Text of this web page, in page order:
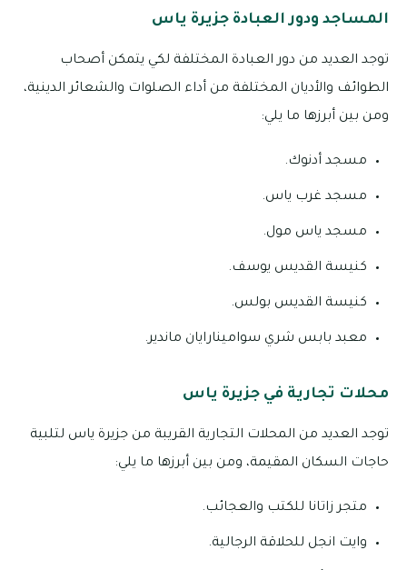
المساجد ودور العبادة جزيرة ياس
توجد العديد من دور العبادة المختلفة لكي يتمكن أصحاب
الطوائف والأديان المختلفة من أداء الصلوات والشعائر الدينية،
ومن بين أبرزها ما يلي:
مسجد أدنوك.
مسجد غرب ياس.
مسجد ياس مول.
كنيسة القديس يوسف.
كنيسة القديس بولس.
معبد بابس شري سوامينارايان ماندير.
محلات تجارية في جزيرة ياس
توجد العديد من المحلات التجارية القريبة من جزيرة ياس لتلبية
حاجات السكان المقيمة، ومن بين أبرزها ما يلي:
متجر زاتانا للكتب والعجائب.
وايت انجل للحلاقة الرجالية.